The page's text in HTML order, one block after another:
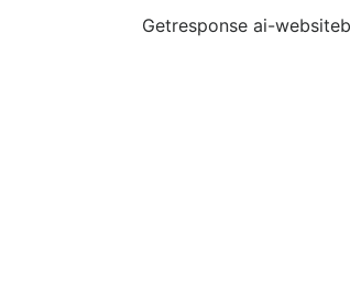
Getresponse ai-